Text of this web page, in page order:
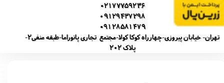
02177759236
09129437298
09128581479
تهران- خیابان پیروزی-چهارراه کوکا کولا-مجتمع تجاری پانوراما-طبقه منفی2-
پلاک 202